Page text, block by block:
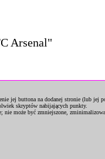
Arsenal"
jej buttona na dodanej stronie (lub jej
skryptów nabijających punkty.
nie może być zmniejszone,